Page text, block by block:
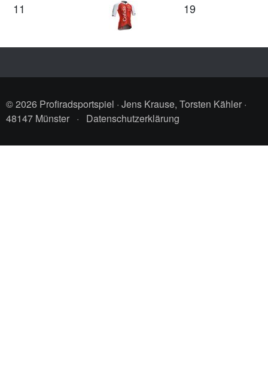
11 19
© 2026 Profiradsportspiel · Jens Krause, Torsten Kähler ·
48147 Münster · Datenschutzerklärung